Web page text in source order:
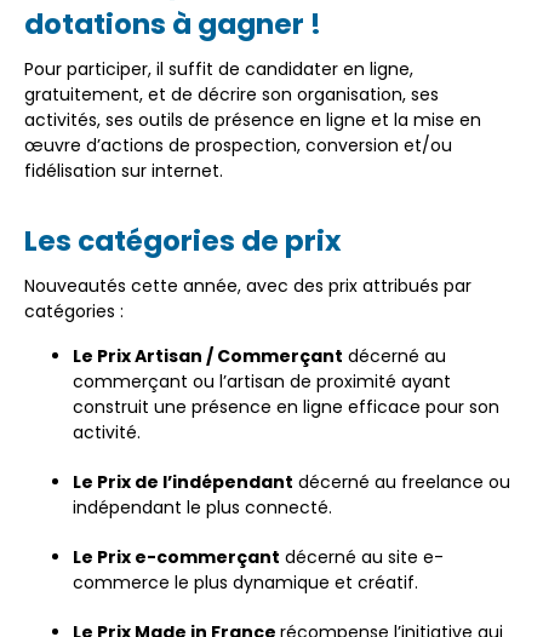
dotations à gagner !
Pour participer, il suffit de candidater en ligne,
gratuitement, et de décrire son organisation, ses
activités, ses outils de présence en ligne et la mise en
œuvre d’actions de prospection, conversion et/ou
fidélisation sur internet.
Les catégories de prix
Nouveautés cette année, avec des prix attribués par
catégories :
Le Prix Artisan / Commerçant décerné au
commerçant ou l’artisan de proximité ayant
construit une présence en ligne efficace pour son
activité.
Le Prix de l’indépendant décerné au freelance ou
indépendant le plus connecté.
Le Prix e-commerçant décerné au site e-
commerce le plus dynamique et créatif.
Le Prix Made in France récompense l’initiative qui